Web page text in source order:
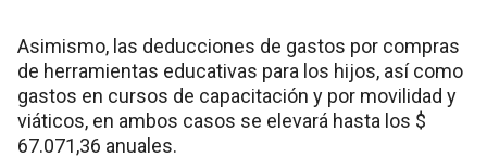
Asimismo, las deducciones de gastos por compras
de herramientas educativas para los hijos, así como
gastos en cursos de capacitación y por movilidad y
viáticos, en ambos casos se elevará hasta los $
67.071,36 anuales.